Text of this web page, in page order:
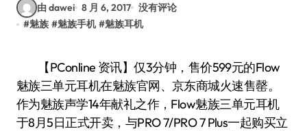
由 dawei 8 月 6, 2017 没有评论
#魅族 #魅族手机 #魅族耳机
【PConline 资讯】仅3分钟，售价599元的Flow
魅族三单元耳机在魅族官网、京东商城火速售罄。
作为魅族声学14年献礼之作，Flow魅族三单元耳机
于8月5日正式开卖，与PRO 7/PRO 7 Plus一起购买立